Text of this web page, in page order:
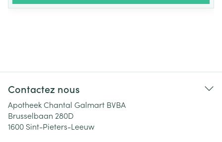
Contactez nous
Apotheek Chantal Galmart BVBA
Brusselbaan 280D
1600 Sint-Pieters-Leeuw